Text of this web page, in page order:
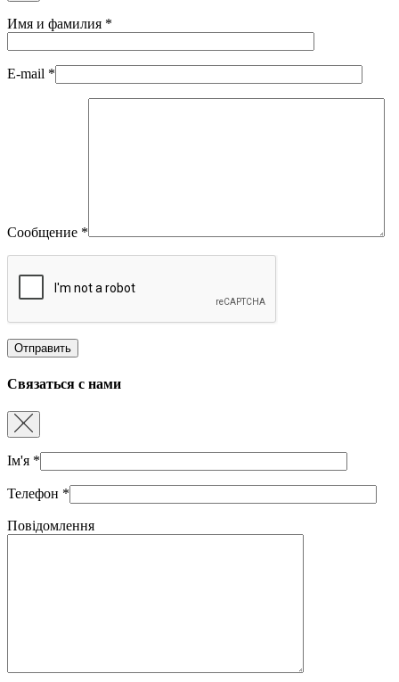
Имя и фамилия *
E-mail *
Сообщение *
Связаться с нами
Ім'я *
Телефон *
Повідомлення